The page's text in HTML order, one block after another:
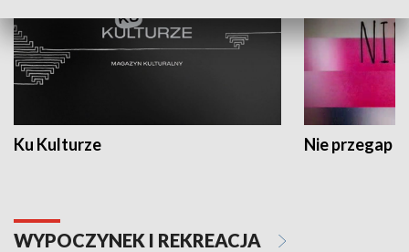
Ku Kulturze Nie przegap
WYPOCZYNEK I REKREACJA